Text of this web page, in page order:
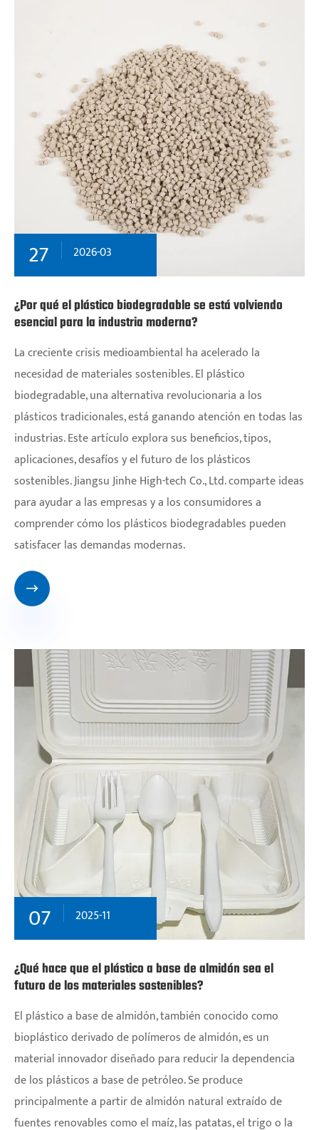
27 2026-03
¿Por qué el plástico biodegradable se está volviendo
esencial para la industria moderna?
La creciente crisis medioambiental ha acelerado la
necesidad de materiales sostenibles. El plástico
biodegradable, una alternativa revolucionaria a los
plásticos tradicionales, está ganando atención en todas las
industrias. Este artículo explora sus beneficios, tipos,
aplicaciones, desafíos y el futuro de los plásticos
sostenibles. Jiangsu Jinhe High-tech Co., Ltd. comparte ideas
para ayudar a las empresas y a los consumidores a
comprender cómo los plásticos biodegradables pueden
satisfacer las demandas modernas.

07 2025-11
¿Qué hace que el plástico a base de almidón sea el
futuro de los materiales sostenibles?
El plástico a base de almidón, también conocido como
bioplástico derivado de polímeros de almidón, es un
material innovador diseñado para reducir la dependencia
de los plásticos a base de petróleo. Se produce
principalmente a partir de almidón natural extraído de
fuentes renovables como el maíz, las patatas, el trigo o la